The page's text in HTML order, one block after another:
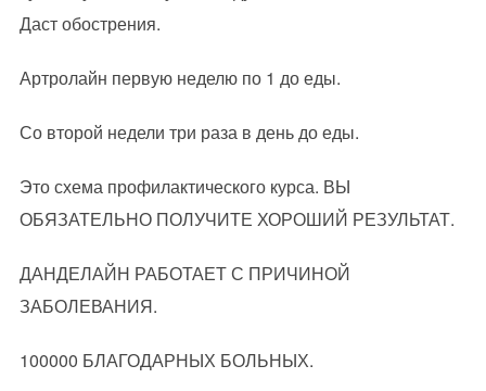
Даст обострения.
Артролайн первую неделю по 1 до еды.
Со второй недели три раза в день до еды.
Это схема профилактического курса. ВЫ
ОБЯЗАТЕЛЬНО ПОЛУЧИТЕ ХОРОШИЙ РЕЗУЛЬТАТ.
ДАНДЕЛАЙН РАБОТАЕТ С ПРИЧИНОЙ
ЗАБОЛЕВАНИЯ.
100000 БЛАГОДАРНЫХ БОЛЬНЫХ.